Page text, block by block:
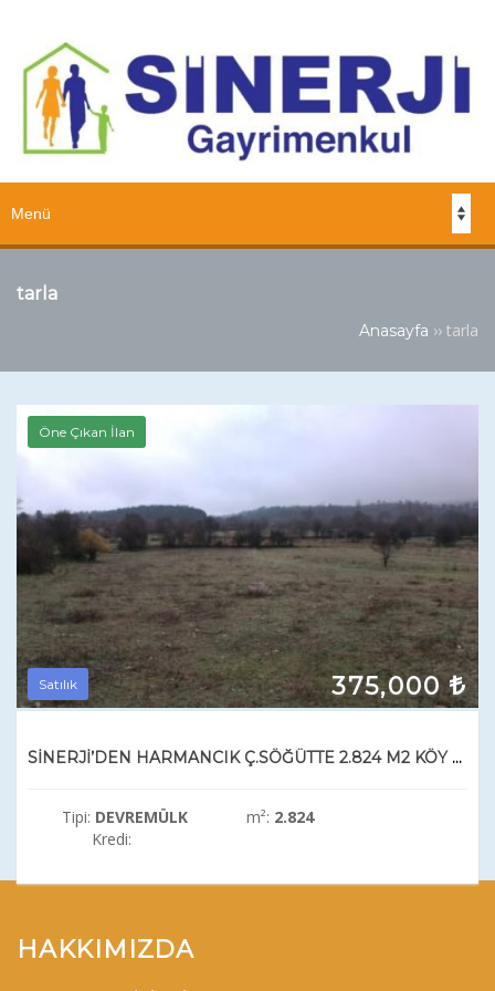
tarla
Anasayfa ›› tarla
Öne Çıkan İlan
375,000
Satılık
SİNERJİ’DEN HARMANCIK Ç.SÖĞÜTTE 2.824 M2 KÖY DİBİ SATILIK BAHÇE
Tipi: DEVREMÜLK m²: 2.824
Kredi:
HAKKIMIZDA